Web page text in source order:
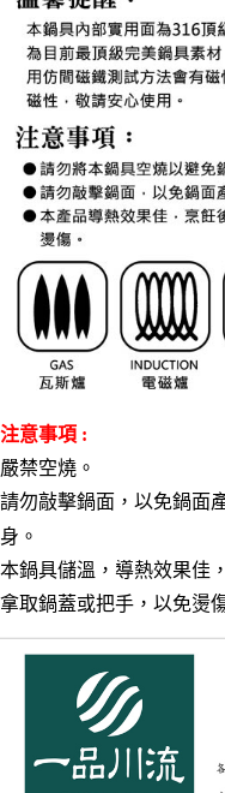
注意事項 :
嚴禁空燒。
請勿敲擊鍋面，以免鍋面
身。
本鍋具儲溫，導熱效果佳
拿取鍋蓋或把手，以免燙